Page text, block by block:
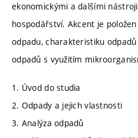
ekonomickými a dalšími
hospodářství. Akcent je
odpadu, charakteristiku
odpadů s využitím
1. Úvod do studia
2. Odpady a jejich vlastnosti
3. Analýza odpadů